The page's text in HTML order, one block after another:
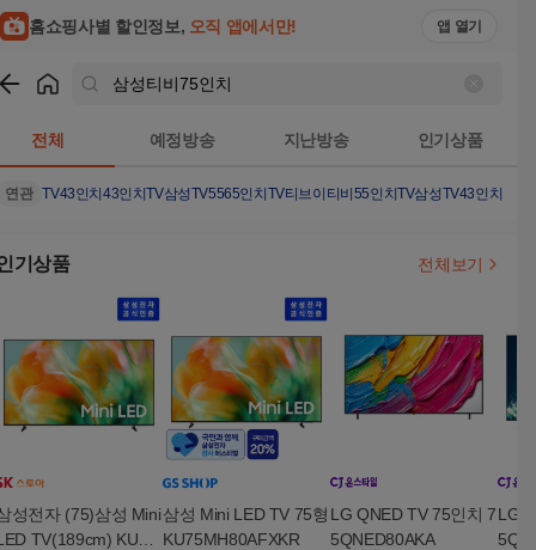
홈쇼핑사별 할인정보, 오직 앱에서만! 앱 열기
전체 예정방송 지난방송 인기상품
연관 TV43인치43인치TV삼성TV5565인치TV티브이 티비 55인치TV삼성TV43인치
기상품 전체보기
성전자 (75)삼성 Mini
TV(189cm) KU75
삼성 Mini LED TV 75형
KU75MH80AFXKR
LG QNED TV 75인치 7
5QNED80AKA
LG